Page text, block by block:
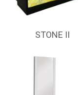
STONE II